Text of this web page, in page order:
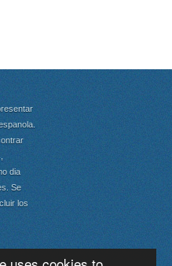
dia
Se
los